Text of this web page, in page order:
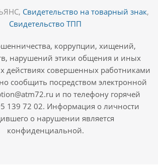
Свидетельство на товарный знак,
Свидетельство ТПП
коррупции, хищений,
нарушений этики общения и иных
действиях совершенных работниками
сообщить посредством электронной
и по телефону горячей
139 72 02. Информация о личности
о нарушении является
конфиденциальной.